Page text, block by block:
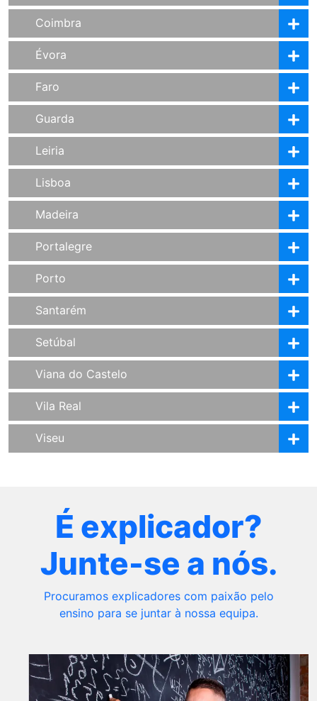
Coimbra
Évora
Faro
Guarda
Leiria
Lisboa
Madeira
Portalegre
Porto
Santarém
Setúbal
Viana do Castelo
Vila Real
Viseu
É explicador?
Junte-se a nós.
Procuramos explicadores com paixão pelo
ensino para se juntar à nossa equipa.